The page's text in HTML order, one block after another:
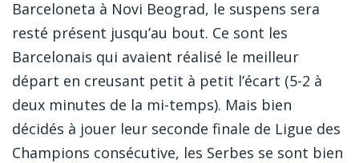
Barceloneta à Novi Beograd, le suspens sera
resté présent jusqu’au bout. Ce sont les
Barcelonais qui avaient réalisé le meilleur
départ en creusant petit à petit l’écart (5-2 à
deux minutes de la mi-temps). Mais bien
décidés à jouer leur seconde finale de Ligue des
Champions consécutive, les Serbes se sont bien